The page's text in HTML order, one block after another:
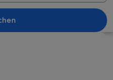
Ein grasbewachsener Hügel mit